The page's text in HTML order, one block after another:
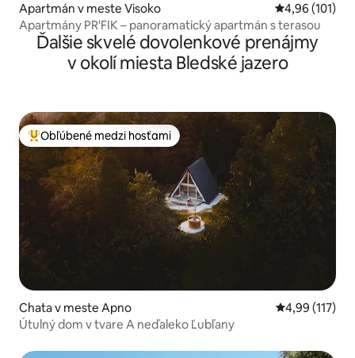
Apartmán v meste Visoko Priemerné
4,96 (101)
Apartmány PR'FIK – panoramatický apartmán s terasou
Ďalšie skvelé dovolenkové prenájmy
v okolí miesta Bledské jazero
Najobľúbenejšie medzi hosťami
Obľúbené medzi hosťami
Chata v meste Apno Priemerné
4,99 (117)
Útulný dom v tvare A neďaleko Ľubľany